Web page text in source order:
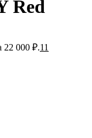
Red
22 000 ₽.11